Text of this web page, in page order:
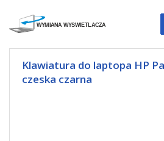
Klawiatura do laptopa HP
czeska czarna